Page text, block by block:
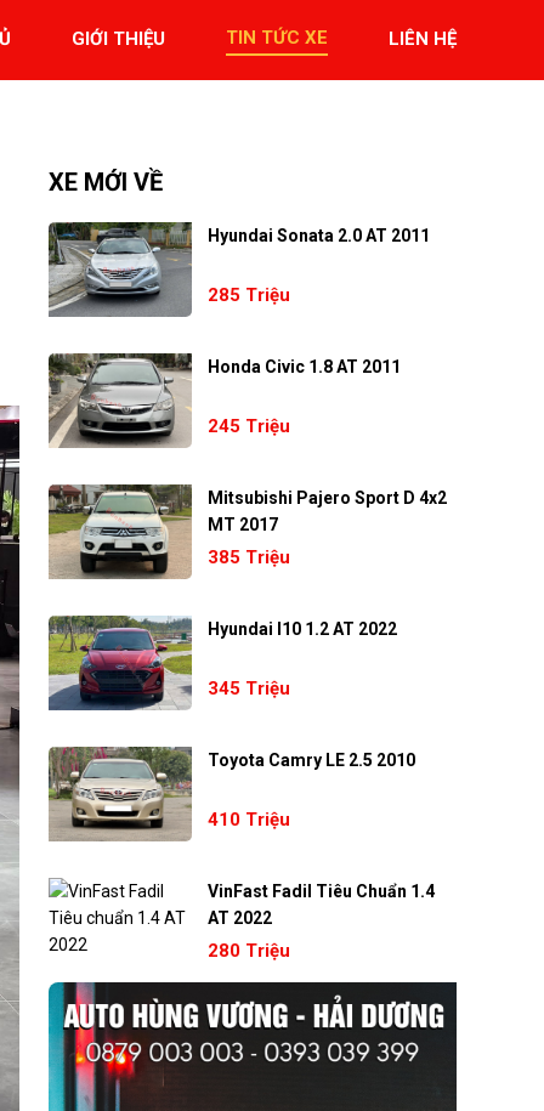
GIỚI THIỆU TIN TỨC XE LIÊN HỆ
XE MỚI VỀ
Hyundai Sonata 2.0 AT 2011
285 Triệu
Honda Civic 1.8 AT 2011
245 Triệu
Mitsubishi Pajero Sport D 4x2
MT 2017
385 Triệu
Hyundai I10 1.2 AT 2022
345 Triệu
Toyota Camry LE 2.5 2010
410 Triệu
VinFast Fadil Tiêu Chuẩn 1.4
AT 2022
280 Triệu